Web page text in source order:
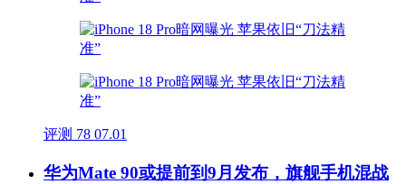
评测 78 07.01
华为Mate 90或提前到9月发布，旗舰手机混战